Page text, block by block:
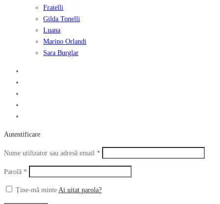
Fratelli
Gilda Tonelli
Luana
Marino Orlandi
Sara Burglar
Autentificare
Nume utilizator sau adresă email *
Parolă *
Ține-mă minte Ai uitat parola?